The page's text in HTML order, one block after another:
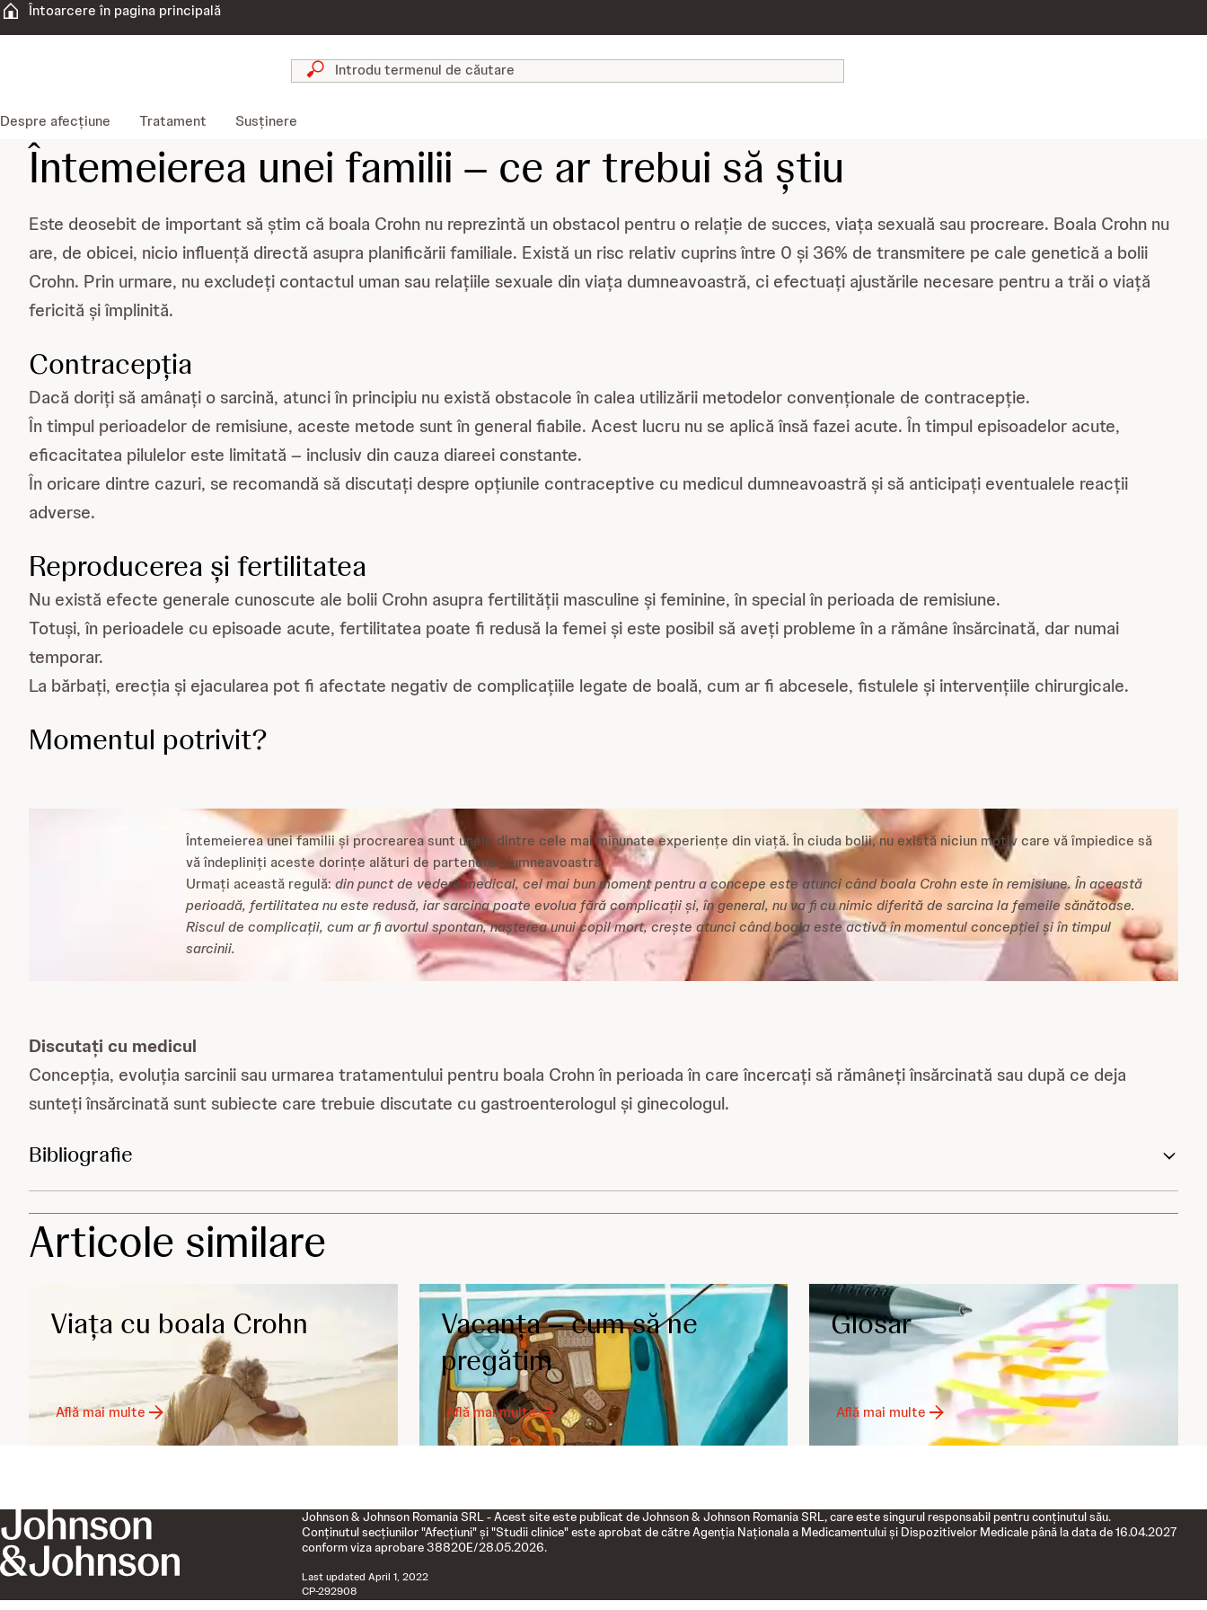
Întoarcere în pagina principală
Despre afecțiune Tratament Susținere
Întemeierea unei familii – ce ar trebui să știu
Este deosebit de important să știm că boala Crohn nu reprezintă un obstacol pentru o relație de succes, viața sexuală sau procreare. Boala Crohn nu
are, de obicei, nicio influență directă asupra planificării familiale. Există un risc relativ cuprins între 0 și 36% de transmitere pe cale genetică a bolii
Crohn. Prin urmare, nu excludeți contactul uman sau relațiile sexuale din viața dumneavoastră, ci efectuați ajustările necesare pentru a trăi o viață
fericită și împlinită.
Contracepția
Dacă doriți să amânați o sarcină, atunci în principiu nu există obstacole în calea utilizării metodelor convenționale de contracepție.
În timpul perioadelor de remisiune, aceste metode sunt în general fiabile. Acest lucru nu se aplică însă fazei acute. În timpul episoadelor acute,
eficacitatea pilulelor este limitată – inclusiv din cauza diareei constante.
În oricare dintre cazuri, se recomandă să discutați despre opțiunile contraceptive cu medicul dumneavoastră și să anticipați eventualele reacții
adverse.
Reproducerea și fertilitatea
Nu există efecte generale cunoscute ale bolii Crohn asupra fertilității masculine și feminine, în special în perioada de remisiune.
Totuși, în perioadele cu episoade acute, fertilitatea poate fi redusă la femei și este posibil să aveți probleme în a rămâne însărcinată, dar numai
temporar.
La bărbați, erecția și ejacularea pot fi afectate negativ de complicațiile legate de boală, cum ar fi abcesele, fistulele și intervențiile chirurgicale.
Momentul potrivit?
Întemeierea unei familii și procrearea sunt unele dintre cele mai minunate experiențe din viață. În ciuda bolii, nu există niciun motiv care vă împiedice să
vă îndepliniți aceste dorințe alături de partenerul dumneavoastră.
Urmați această regulă:din punct de vedere medical, cel mai bun moment pentru a concepe este atunci când boala Crohn este în remisiune. În această
perioadă, fertilitatea nu este redusă, iar sarcina poate evolua fără complicații și, în general, nu va fi cu nimic diferită de sarcina la femeile sănătoase.
Riscul de complicații, cum ar fi avortul spontan, nașterea unui copil mort, crește atunci când boala este activă în momentul concepției și în timpul
sarcinii.
Discutați cu medicul
Concepția, evoluția sarcinii sau urmarea tratamentului pentru boala Crohn în perioada în care încercați să rămâneți însărcinată sau după ce deja
sunteți însărcinată sunt subiecte care trebuie discutate cu gastroenterologul și ginecologul.
Bibliografie
Articole similare
Viața cu boala Crohn
Află mai multe
Vacanța – cum să ne
pregătim
Află mai multe
Glosar
Află mai multe
Johnson & Johnson Romania SRL - Acest site este publicat de Johnson & Johnson Romania SRL, care este singurul responsabil pentru conţinutul său.
Conținutul secțiunilor "Afecțiuni" și "Studii clinice" este aprobat de către Agenția Naționala a Medicamentului și Dispozitivelor Medicale până la data de 16.04.2027
conform viza aprobare 38820E/28.05.2026.
Last updated April 1, 2022
CP-292908